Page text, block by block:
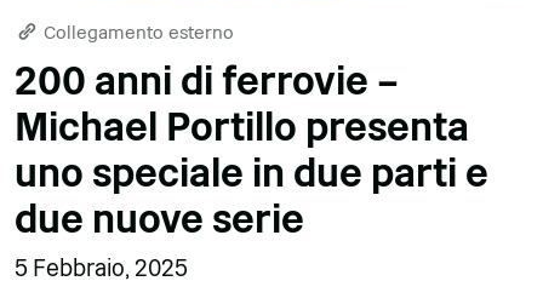
Collegamento esterno
200 anni di ferrovie –
Michael Portillo presenta
uno speciale in due parti e
due nuove serie
5 Febbraio, 2025